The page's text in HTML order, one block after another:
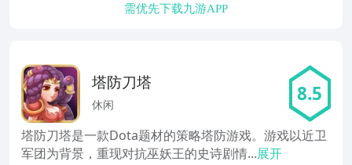
需优先下载九游APP
塔防刀塔
休闲 8.5
塔防刀塔是一款Dota题材的策略塔防游戏。游戏以近卫
军团为背景，重现对抗巫妖王的史诗剧情...展开